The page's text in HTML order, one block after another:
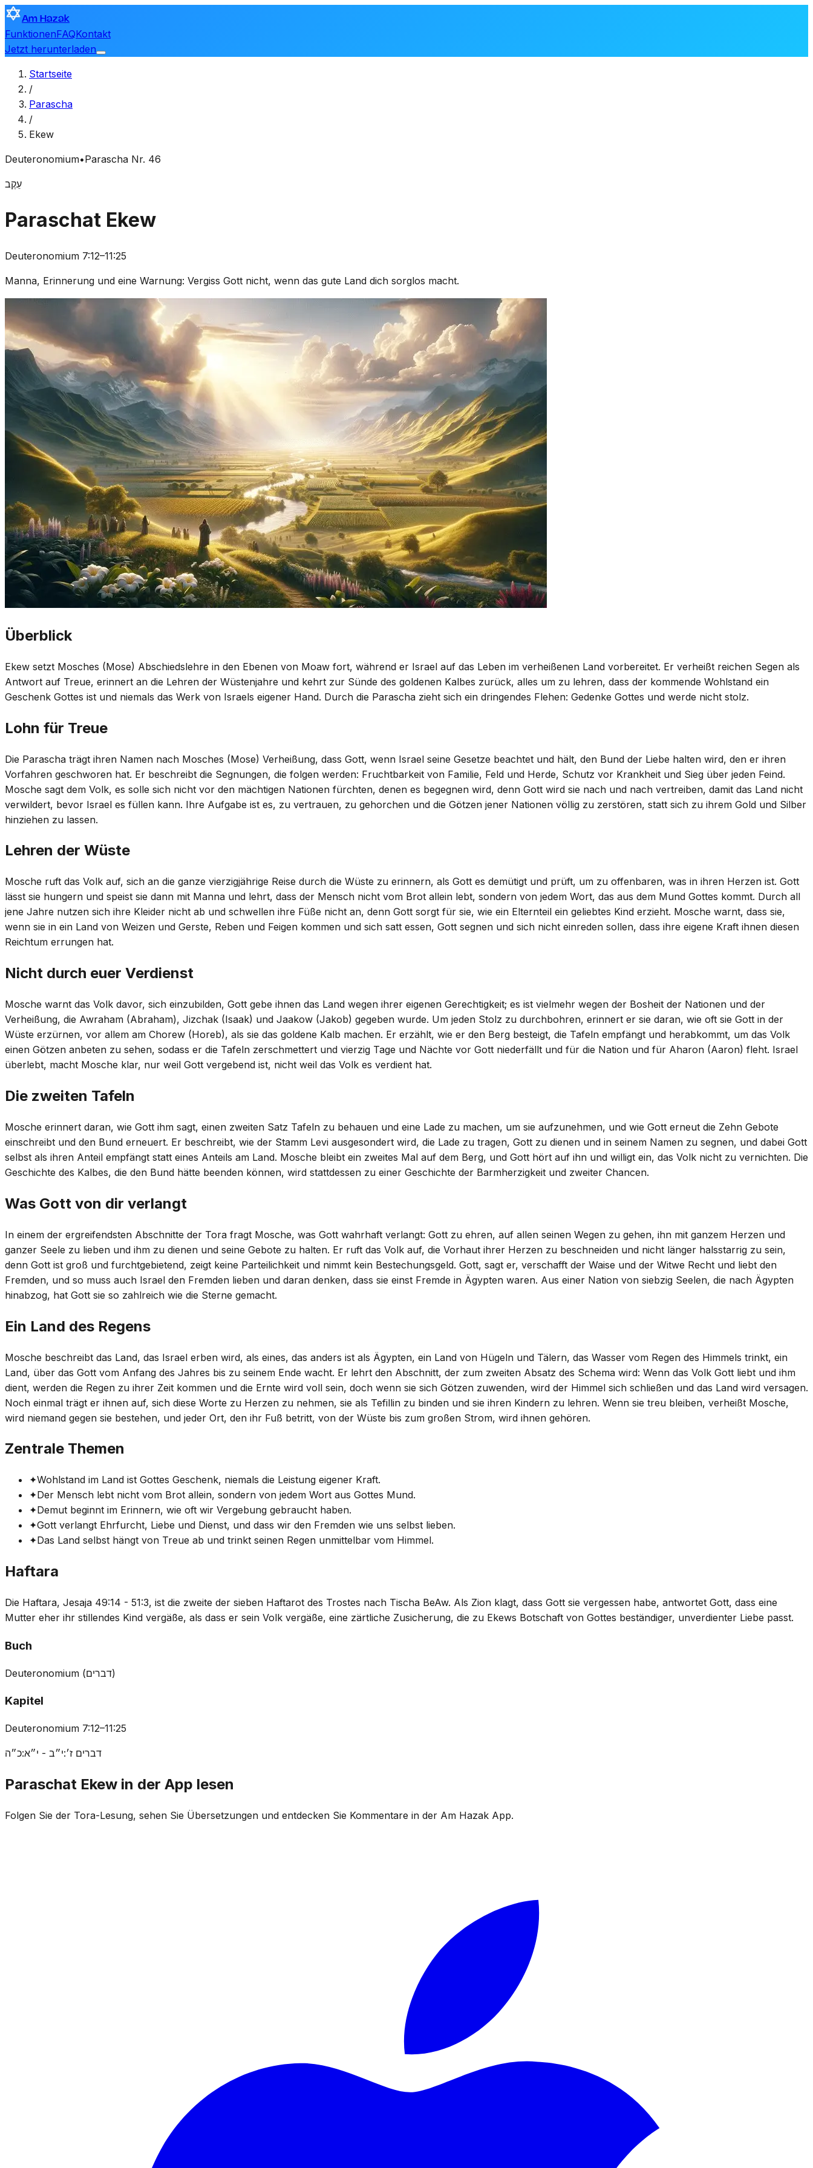
Am Hazak
FunktionenFAQKontakt
Jetzt herunterladen
Startseite
/
Parascha
/
Ekew
Deuteronomium•Parascha Nr. 46
עֵקֶב
Paraschat Ekew
Deuteronomium 7:12–11:25
Manna, Erinnerung und eine Warnung: Vergiss Gott nicht, wenn das gute Land dich sorglos macht.
Überblick
Ekew setzt Mosches (Mose) Abschiedslehre in den Ebenen von Moaw fort, während er Israel auf das Leben im verheißenen Land vorbereitet. Er verheißt reichen Segen als
Antwort auf Treue, erinnert an die Lehren der Wüstenjahre und kehrt zur Sünde des goldenen Kalbes zurück, alles um zu lehren, dass der kommende Wohlstand ein
Geschenk Gottes ist und niemals das Werk von Israels eigener Hand. Durch die Parascha zieht sich ein dringendes Flehen: Gedenke Gottes und werde nicht stolz.
Lohn für Treue
Die Parascha trägt ihren Namen nach Mosches (Mose) Verheißung, dass Gott, wenn Israel seine Gesetze beachtet und hält, den Bund der Liebe halten wird, den er ihren
Vorfahren geschworen hat. Er beschreibt die Segnungen, die folgen werden: Fruchtbarkeit von Familie, Feld und Herde, Schutz vor Krankheit und Sieg über jeden Feind.
Mosche sagt dem Volk, es solle sich nicht vor den mächtigen Nationen fürchten, denen es begegnen wird, denn Gott wird sie nach und nach vertreiben, damit das Land nicht
verwildert, bevor Israel es füllen kann. Ihre Aufgabe ist es, zu vertrauen, zu gehorchen und die Götzen jener Nationen völlig zu zerstören, statt sich zu ihrem Gold und Silber
hinziehen zu lassen.
Lehren der Wüste
Mosche ruft das Volk auf, sich an die ganze vierzigjährige Reise durch die Wüste zu erinnern, als Gott es demütigt und prüft, um zu offenbaren, was in ihren Herzen ist. Gott
lässt sie hungern und speist sie dann mit Manna und lehrt, dass der Mensch nicht vom Brot allein lebt, sondern von jedem Wort, das aus dem Mund Gottes kommt. Durch all
jene Jahre nutzen sich ihre Kleider nicht ab und schwellen ihre Füße nicht an, denn Gott sorgt für sie, wie ein Elternteil ein geliebtes Kind erzieht. Mosche warnt, dass sie,
wenn sie in ein Land von Weizen und Gerste, Reben und Feigen kommen und sich satt essen, Gott segnen und sich nicht einreden sollen, dass ihre eigene Kraft ihnen diesen
Reichtum errungen hat.
Nicht durch euer Verdienst
Mosche warnt das Volk davor, sich einzubilden, Gott gebe ihnen das Land wegen ihrer eigenen Gerechtigkeit; es ist vielmehr wegen der Bosheit der Nationen und der
Verheißung, die Awraham (Abraham), Jizchak (Isaak) und Jaakow (Jakob) gegeben wurde. Um jeden Stolz zu durchbohren, erinnert er sie daran, wie oft sie Gott in der
Wüste erzürnen, vor allem am Chorew (Horeb), als sie das goldene Kalb machen. Er erzählt, wie er den Berg besteigt, die Tafeln empfängt und herabkommt, um das Volk
einen Götzen anbeten zu sehen, sodass er die Tafeln zerschmettert und vierzig Tage und Nächte vor Gott niederfällt und für die Nation und für Aharon (Aaron) fleht. Israel
überlebt, macht Mosche klar, nur weil Gott vergebend ist, nicht weil das Volk es verdient hat.
Die zweiten Tafeln
Mosche erinnert daran, wie Gott ihm sagt, einen zweiten Satz Tafeln zu behauen und eine Lade zu machen, um sie aufzunehmen, und wie Gott erneut die Zehn Gebote
einschreibt und den Bund erneuert. Er beschreibt, wie der Stamm Levi ausgesondert wird, die Lade zu tragen, Gott zu dienen und in seinem Namen zu segnen, und dabei Gott
selbst als ihren Anteil empfängt statt eines Anteils am Land. Mosche bleibt ein zweites Mal auf dem Berg, und Gott hört auf ihn und willigt ein, das Volk nicht zu vernichten. Die
Geschichte des Kalbes, die den Bund hätte beenden können, wird stattdessen zu einer Geschichte der Barmherzigkeit und zweiter Chancen.
Was Gott von dir verlangt
In einem der ergreifendsten Abschnitte der Tora fragt Mosche, was Gott wahrhaft verlangt: Gott zu ehren, auf allen seinen Wegen zu gehen, ihn mit ganzem Herzen und
ganzer Seele zu lieben und ihm zu dienen und seine Gebote zu halten. Er ruft das Volk auf, die Vorhaut ihrer Herzen zu beschneiden und nicht länger halsstarrig zu sein,
denn Gott ist groß und furchtgebietend, zeigt keine Parteilichkeit und nimmt kein Bestechungsgeld. Gott, sagt er, verschafft der Waise und der Witwe Recht und liebt den
Fremden, und so muss auch Israel den Fremden lieben und daran denken, dass sie einst Fremde in Ägypten waren. Aus einer Nation von siebzig Seelen, die nach Ägypten
hinabzog, hat Gott sie so zahlreich wie die Sterne gemacht.
Ein Land des Regens
Mosche beschreibt das Land, das Israel erben wird, als eines, das anders ist als Ägypten, ein Land von Hügeln und Tälern, das Wasser vom Regen des Himmels trinkt, ein
Land, über das Gott vom Anfang des Jahres bis zu seinem Ende wacht. Er lehrt den Abschnitt, der zum zweiten Absatz des Schema wird: Wenn das Volk Gott liebt und ihm
dient, werden die Regen zu ihrer Zeit kommen und die Ernte wird voll sein, doch wenn sie sich Götzen zuwenden, wird der Himmel sich schließen und das Land wird versagen.
Noch einmal trägt er ihnen auf, sich diese Worte zu Herzen zu nehmen, sie als Tefillin zu binden und sie ihren Kindern zu lehren. Wenn sie treu bleiben, verheißt Mosche,
wird niemand gegen sie bestehen, und jeder Ort, den ihr Fuß betritt, von der Wüste bis zum großen Strom, wird ihnen gehören.
Zentrale Themen
✦Wohlstand im Land ist Gottes Geschenk, niemals die Leistung eigener Kraft.
✦Der Mensch lebt nicht vom Brot allein, sondern von jedem Wort aus Gottes Mund.
✦Demut beginnt im Erinnern, wie oft wir Vergebung gebraucht haben.
✦Gott verlangt Ehrfurcht, Liebe und Dienst, und dass wir den Fremden wie uns selbst lieben.
✦Das Land selbst hängt von Treue ab und trinkt seinen Regen unmittelbar vom Himmel.
Haftara
Die Haftara, Jesaja 49:14 - 51:3, ist die zweite der sieben Haftarot des Trostes nach Tischa BeAw. Als Zion klagt, dass Gott sie vergessen habe, antwortet Gott, dass eine
Mutter eher ihr stillendes Kind vergäße, als dass er sein Volk vergäße, eine zärtliche Zusicherung, die zu Ekews Botschaft von Gottes beständiger, unverdienter Liebe passt.
Buch
Deuteronomium (דברים)
Kapitel
Deuteronomium 7:12–11:25
דברים ז׳:י״ב - י״א:כ״ה
Paraschat Ekew in der App lesen
Folgen Sie der Tora-Lesung, sehen Sie Übersetzungen und entdecken Sie Kommentare in der Am Hazak App.